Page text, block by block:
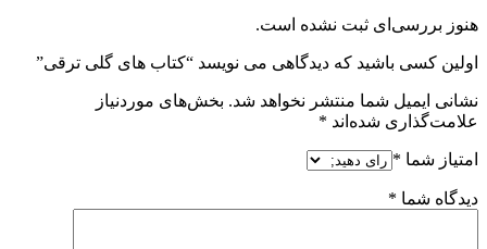
هنوز بررسی‌ای ثبت نشده است.
اولین کسی باشید که دیدگاهی می نویسد “کتاب های گلی ترقی”
نشانی ایمیل شما منتشر نخواهد شد. بخش‌های موردنیاز
علامت‌گذاری شده‌اند *
امتیاز شما *
دیدگاه شما *